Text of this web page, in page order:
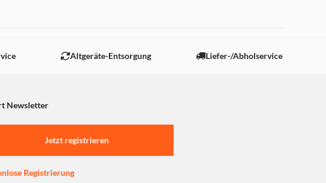
und Videomediatheken, Dateien und Apps.
Altgeräte-Entsorgung Liefer-/Abholservice
Newsletter
Jetzt registrieren
Registrierung